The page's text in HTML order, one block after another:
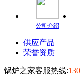
公司介绍
供应产品
荣誉资质
锅炉之家客服热线: